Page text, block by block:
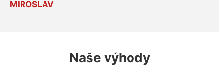
MIROSLAV
Naše výhody